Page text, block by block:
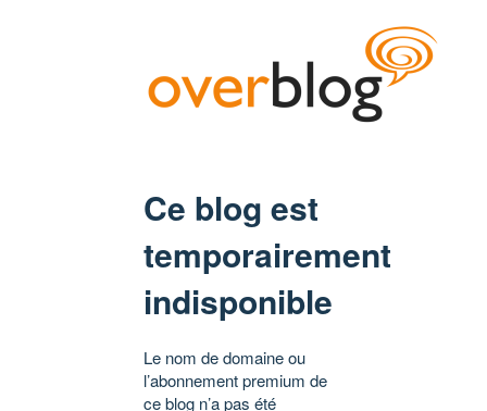
Ce blog est
temporairement
indisponible
Le nom de domaine ou
l’abonnement premium de
ce blog n’a pas été